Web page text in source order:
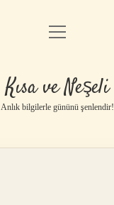
Anasayfa
Yasal Uyarı
menüyü
Kısa ve Neşeli
Anlık bilgilerle gününü şenlendir!